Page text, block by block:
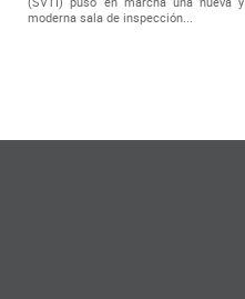
moderna sala de inspección...